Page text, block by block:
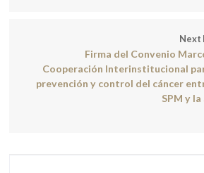
Next
Firma del Convenio
Cooperación Interinstitucional
prevención y control del cáncer
SPM y la